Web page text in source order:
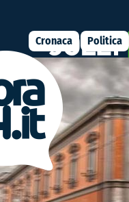
Cronaca Politica